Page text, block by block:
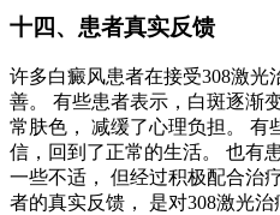
十四、患者真实反馈
许多白癜风患者在接受308激光
善。 有些患者表示，白斑逐渐
常肤色， 减缓了心理负担。 有
信，回到了正常的生活。 也有
一些不适， 但经过积极配合治
者的真实反馈， 是对308激光